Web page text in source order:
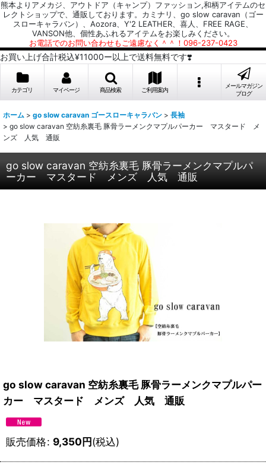
熊本よりアメカジ、アウトドア（キャンプ）ファッション,和柄アイテムのセ
レクトショップで、通販しております。カミナリ、go slow caravan（ゴー
スローキャラバン）、Aozora、Y'2 LEATHER、喜人、FREE RAGE、
VANSON他、個性あふれるアイテムをお楽しみください。
お電話でのお問い合わせもご遠慮なく＾＾！096-237-0423
お買い上げ合計税込¥11000ー以上で送料無料です❣️
カテゴリ マイページ 商品検索 ご利用案内
メールマガジン
ブログ
ホーム > go slow caravan ゴースローキャラバン > 長袖
> go slow caravan 空紡糸裏毛 豚骨ラーメンクマプルパーカー マスタード メ
ンズ 人気 通販
go slow caravan 空紡糸裏毛 豚骨ラーメンクマプルパ
ーカー マスタード メンズ 人気 通販
go slow caravan 空紡糸裏毛 豚骨ラーメンクマプルパー
カー マスタード メンズ 人気 通販
販売価格: 9,350円(税込)